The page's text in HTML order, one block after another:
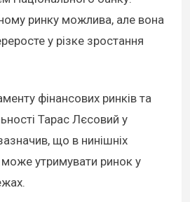
ринку можлива, але вона
у різке зростання
фінансових ринків та
Тарас Лєсовий у
що в нинішніх
утримувати ринок у